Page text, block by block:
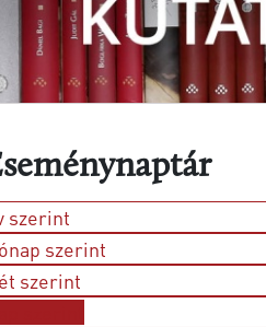
szerint
szerint
szerint